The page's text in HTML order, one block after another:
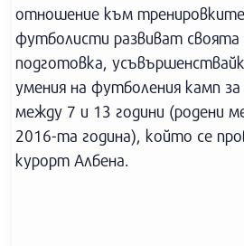
отношение към
футболисти развиват своята
подготовка,
умения на футболения камп
между 7 и 13 години (родени
2016-та година), който се
курорт Албена.